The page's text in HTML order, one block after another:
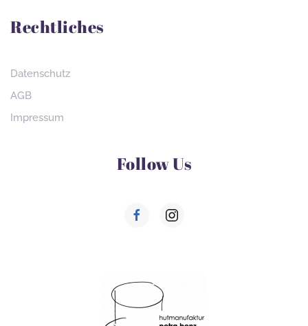
Rechtliches
Datenschutz
AGB
Impressum
Follow Us